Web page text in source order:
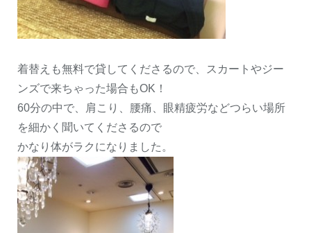
着替えも無料で貸してくださるので、スカートやジー
ンズで来ちゃった場合もOK！
60分の中で、肩こり、腰痛、眼精疲労などつらい場所
を細かく聞いてくださるので
かなり体がラクになりました。